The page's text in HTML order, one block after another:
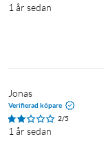
1 år sedan
Jonas
Verifierad köpare
2/5
1 år sedan